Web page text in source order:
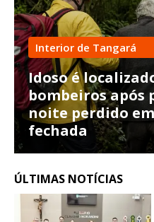
Interior de Tangará
Idoso é
bombeiros após
noite perdido
fechada
ÚLTIMAS NOTÍCIAS